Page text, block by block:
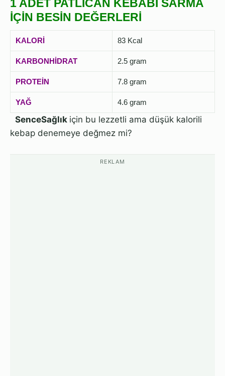
1 ADET PATLICAN KEBABI SARMA
İÇİN BESİN DEĞERLERİ
KALORİ 83 Kcal
KARBONHİDRAT 2.5 gram
PROTEİN 7.8 gram
YAĞ 4.6 gram
SenceSağlık için bu lezzetli ama düşük kalorili
kebap denemeye değmez mi?
REKLAM